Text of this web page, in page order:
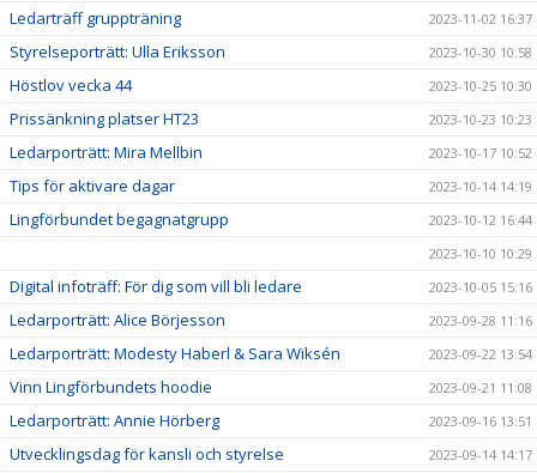
Ledarträff gruppträning 2023-11-02 16:37
Styrelseporträtt: Ulla Eriksson 2023-10-30 10:58
Höstlov vecka 44 2023-10-25 10:30
Prissänkning platser HT23 2023-10-23 10:23
Ledarporträtt: Mira Mellbin 2023-10-17 10:52
Tips för aktivare dagar 2023-10-14 14:19
Lingförbundet begagnatgrupp
2023-10-12 16:44
2023-10-10 10:29
Digital infoträff: För dig som vill bli ledare 2023-10-05 15:16
Ledarporträtt: Alice Börjesson 2023-09-28 11:16
Ledarporträtt: Modesty Haberl & Sara Wiksén 2023-09-22 13:54
Vinn Lingförbundets hoodie 2023-09-21 11:08
Ledarporträtt: Annie Hörberg 2023-09-16 13:51
Utvecklingsdag för kansli och styrelse 2023-09-14 14:17